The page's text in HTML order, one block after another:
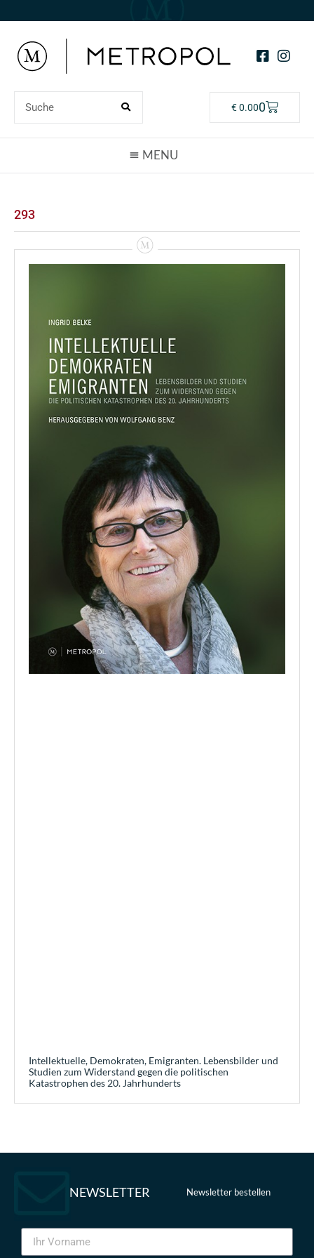
€0.000
293
Intellektuelle, Demokraten, Emigranten. Lebensbilder und
Studien zum Widerstand gegen die politischen
Katastrophen des 20. Jahrhunderts
NEWSLETTER Newsletter bestellen